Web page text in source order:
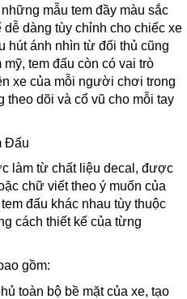
mẫu tem đầy màu sắc
dàng tùy chỉnh cho chiếc xe
hút ánh nhìn từ đối thủ cũng
tem đấu còn có vai trò
xe của mỗi người chơi trong
theo dõi và cổ vũ cho mỗi tay
Đấu
làm từ chất liệu decal, được
chữ viết theo ý muốn của
đấu khác nhau tùy thuộc
cách thiết kế của từng
gồm:
toàn bộ bề mặt của xe, tạo